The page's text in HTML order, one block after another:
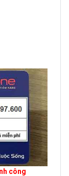
công